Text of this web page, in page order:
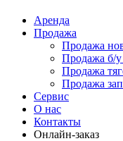
Аренда
Продажа
Продажа
Продажа б/
Продажа
Продажа
Сервис
О нас
Контакты
Онлайн-заказ